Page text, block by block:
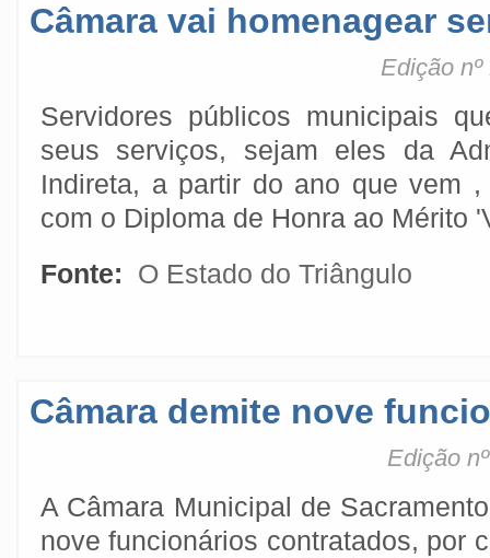
Câmara vai homenagear
Edição
Servidores públicos municipais
seus serviços, sejam eles da
Indireta, a partir do ano que vem ,
com o Diploma de Honra ao Mérito
Fonte:
O Estado do Triângulo
Câmara demite nove
Edição
A Câmara Municipal de
nove funcionários contratados, por